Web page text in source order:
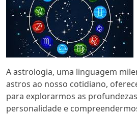
A astrologia, uma linguagem
astros ao nosso cotidiano,
para explorarmos as
personalidade e